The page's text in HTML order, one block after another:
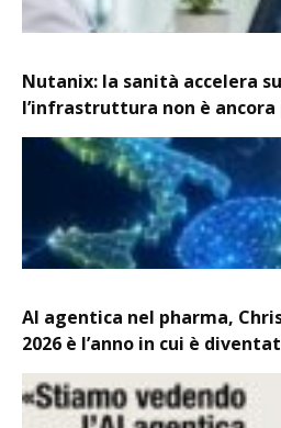
Nutanix: la sanità accelera
l’infrastruttura non è
AI agentica nel pharma,
2026 è l’anno in cui è